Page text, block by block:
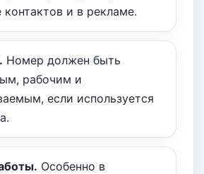
контактов и в рекламе.
Номер должен быть
рабочим и
если используется
Особенно в